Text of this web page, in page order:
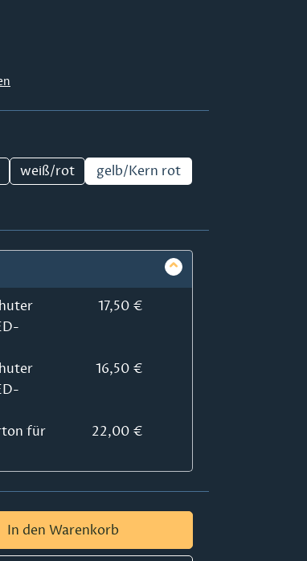
weiß/rot
gelb/Kern rot
17,50 €
16,50 €
für
22,00 €
gewünschten Wert ein oder
In den Warenkorb